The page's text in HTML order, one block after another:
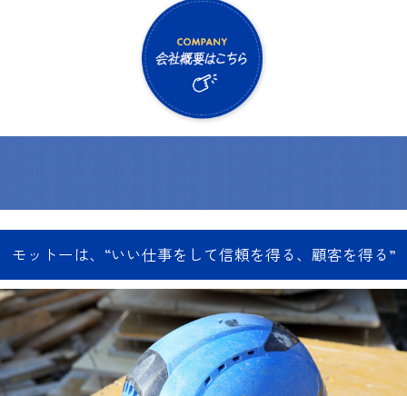
モットーは、“いい仕事をして信頼を得る、顧客を得る”